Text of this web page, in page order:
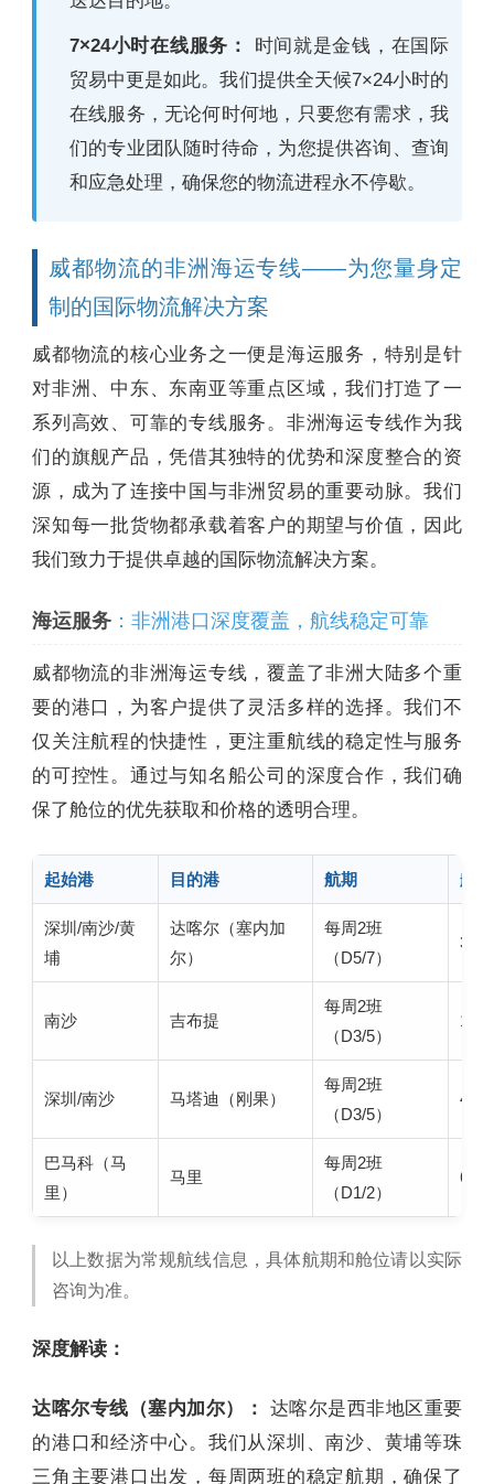
7×24小时在线服务： 时间就是金钱，在国际
贸易中更是如此。我们提供全天候7×24小时的
在线服务，无论何时何地，只要您有需求，我
们的专业团队随时待命，为您提供咨询、查询
和应急处理，确保您的物流进程永不停歇。
威都物流的非洲海运专线——为您量身定
制的国际物流解决方案
威都物流的核心业务之一便是海运服务，特别是针
对非洲、中东、东南亚等重点区域，我们打造了一
系列高效、可靠的专线服务。非洲海运专线作为我
们的旗舰产品，凭借其独特的优势和深度整合的资
源，成为了连接中国与非洲贸易的重要动脉。我们
深知每一批货物都承载着客户的期望与价值，因此
我们致力于提供卓越的国际物流解决方案。
海运服务 ：非洲港口深度覆盖，航线稳定可靠
威都物流的非洲海运专线，覆盖了非洲大陆多个重
要的港口，为客户提供了灵活多样的选择。我们不
仅关注航程的快捷性，更注重航线的稳定性与服务
的可控性。通过与知名船公司的深度合作，我们确
保了舱位的优先获取和价格的透明合理。
起始港 目的港 航期 航
深圳/南沙/黄
埔
达喀尔（塞内加
尔）
每周2班
（D5/7）
34天
南沙 吉布提
每周2班
（D3/5）
13天
深圳/南沙 马塔迪（刚果）
每周2班
（D3/5）
41天
巴马科（马
里）
马里
每周2班
（D1/2）
60天
以上数据为常规航线信息，具体航期和舱位请以实际
咨询为准。
深度解读：
达喀尔专线（塞内加尔）： 达喀尔是西非地区重要
的港口和经济中心。我们从深圳、南沙、黄埔等珠
三角主要港口出发，每周两班的稳定航期，确保了